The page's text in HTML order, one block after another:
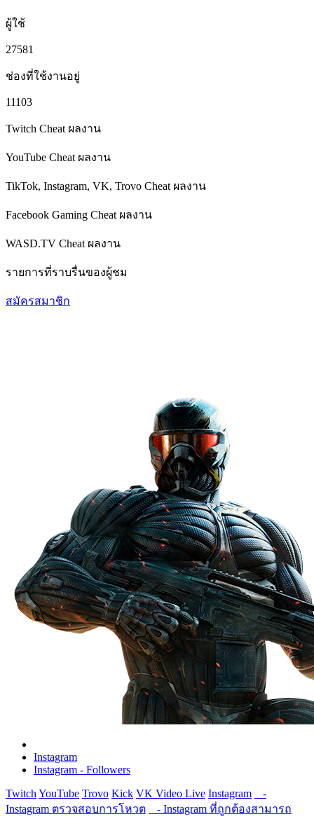
ผู้ใช้
27581
ช่องที่ใช้งานอยู่
11103
Twitch Cheat ผลงาน
YouTube Cheat ผลงาน
TikTok, Instagram, VK, Trovo Cheat ผลงาน
Facebook Gaming Cheat ผลงาน
WASD.TV Cheat ผลงาน
รายการที่ราบรื่นของผู้ชม
สมัครสมาชิก
Instagram
Instagram - Followers
Twitch YouTube Trovo Kick VK Video Live Instagram
-
Instagram ตรวจสอบการโหวต
- Instagram ที่ถูกต้องสามารถ